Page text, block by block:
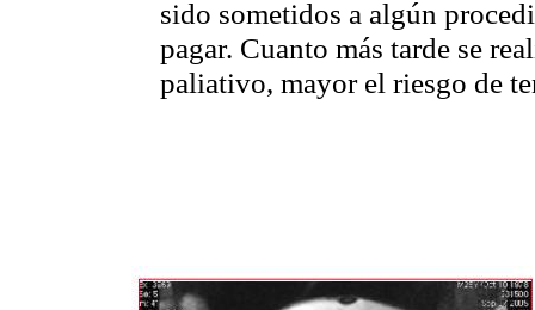
sido sometidos a algún
pagar. Cuanto más tarde se
paliativo, mayor el riesgo de